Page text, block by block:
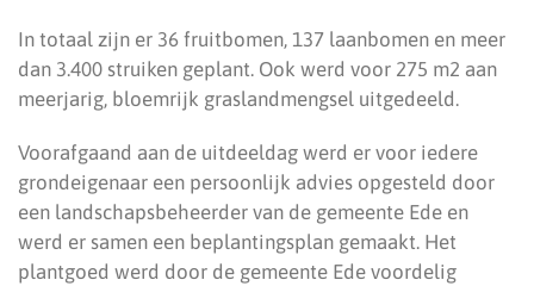
In totaal zijn er 36 fruitbomen, 137 laanbomen en meer
dan 3.400 struiken geplant. Ook werd voor 275 m2 aan
meerjarig, bloemrijk graslandmengsel uitgedeeld.
Voorafgaand aan de uitdeeldag werd er voor iedere
grondeigenaar een persoonlijk advies opgesteld door
een landschapsbeheerder van de gemeente Ede en
werd er samen een beplantingsplan gemaakt. Het
plantgoed werd door de gemeente Ede voordelig